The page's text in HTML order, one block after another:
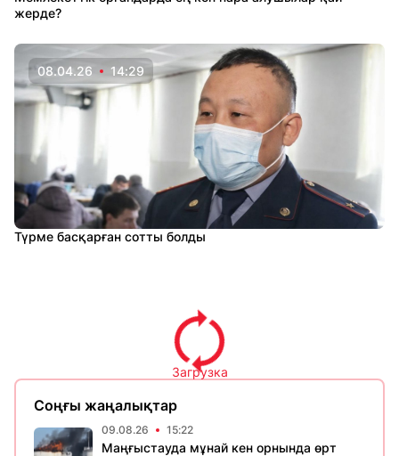
жерде?
08.04.26 14:29
Түрме басқарған сотты болды
Загрузка
Соңғы жаңалықтар
09.08.26 15:22
Маңғыстауда мұнай кен орнында өрт